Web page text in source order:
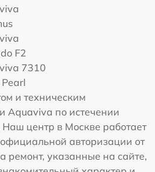
F2
7310
и техническим
Aquaviva по истечении
центр в Москве работает
авторизации от
ремонт, указанные на сайте,